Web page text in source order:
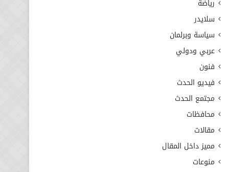
رياضة
سلايدر
سياسة وبرلمان
عربي ودولي
فنون
فيديو الحدث
مجتمع الحدث
محافظات
مقالات
مميز داخل المقال
منوعات